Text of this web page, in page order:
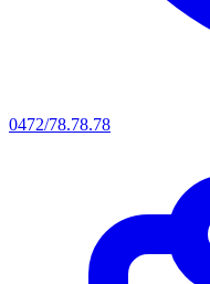
0472/78.78.78